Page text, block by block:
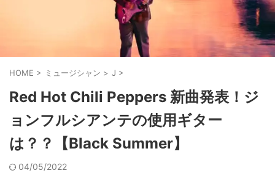
HOME > ミュージシャン > J >
Red Hot Chili Peppers 新曲発表！ジ
ョンフルシアンテの使用ギター
は？？【Black Summer】
04/05/2022